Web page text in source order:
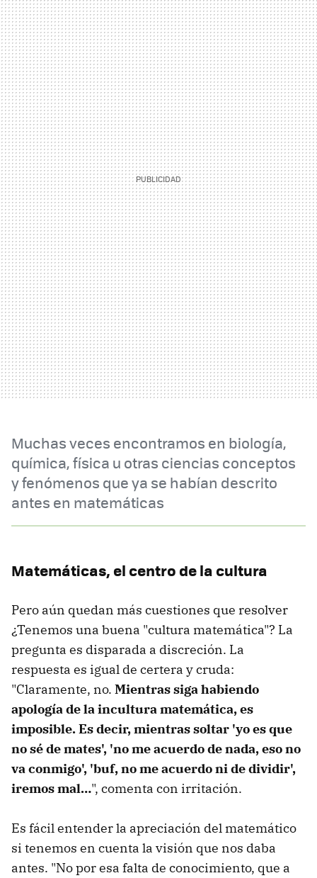
Muchas veces encontramos en biología,
química, física u otras ciencias conceptos
y fenómenos que ya se habían descrito
antes en matemáticas
Matemáticas, el centro de la cultura
Pero aún quedan más cuestiones que resolver
¿Tenemos una buena "cultura matemática"? La
pregunta es disparada a discreción. La
respuesta es igual de certera y cruda:
"Claramente, no. Mientras siga habiendo
apología de la incultura matemática, es
imposible. Es decir, mientras soltar 'yo es que
no sé de mates', 'no me acuerdo de nada, eso no
va conmigo', 'buf, no me acuerdo ni de dividir',
iremos mal…", comenta con irritación.
Es fácil entender la apreciación del matemático
si tenemos en cuenta la visión que nos daba
antes. "No por esa falta de conocimiento, que a